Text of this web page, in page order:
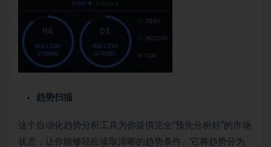
趋势扫描
这个自动化趋势分析工具为你提供完全“预先分析好”的市场
状态，让你能够轻松读取清晰的趋势条件。它将趋势分为